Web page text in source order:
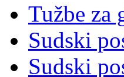
Tužbe za
Sudski
Sudski